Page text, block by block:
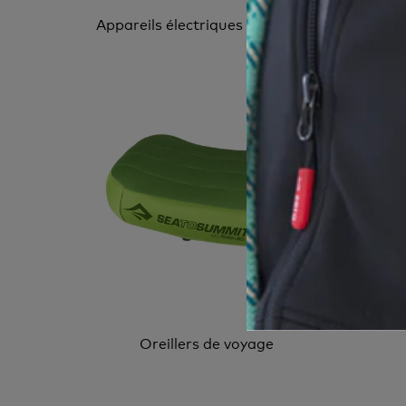
Appareils électriques de voyage
Oreillers de voyage